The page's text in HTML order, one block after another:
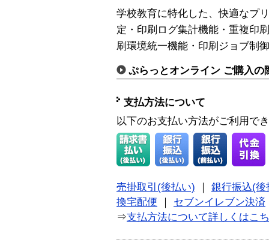
学校教育に特化した、快適なプ
定・印刷ログ集計機能・重複印
刷環境統一機能・印刷ジョブ制
ぷらっとオンライン ご購入の
支払方法について
以下のお支払い方法がご利用で
売掛取引(後払い)
銀行振込(後
換宅配便
セブンイレブン決済
⇒支払方法について詳しくはこ